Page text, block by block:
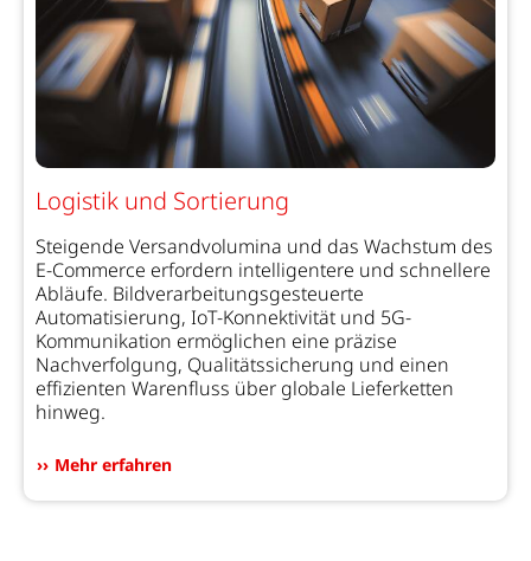
Logistik und Sortierung
Steigende Versandvolumina und das Wachstum des
E-Commerce erfordern intelligentere und schnellere
Abläufe. Bildverarbeitungsgesteuerte
Automatisierung, IoT-Konnektivität und 5G-
Kommunikation ermöglichen eine präzise
Nachverfolgung, Qualitätssicherung und einen
effizienten Warenfluss über globale Lieferketten
hinweg.
Mehr erfahren